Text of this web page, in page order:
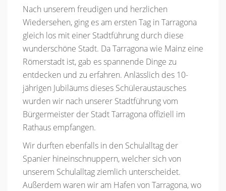
Nach unserem freudigen und herzlichen
Wiedersehen, ging es am ersten Tag in Tarragona
gleich los mit einer Stadtführung durch diese
wunderschöne Stadt. Da Tarragona wie Mainz eine
Römerstadt ist, gab es spannende Dinge zu
entdecken und zu erfahren. Anlässlich des 10-
jährigen Jubiläums dieses Schüleraustausches
wurden wir nach unserer Stadtführung vom
Bürgermeister der Stadt Tarragona offiziell im
Rathaus empfangen.
Wir durften ebenfalls in den Schulalltag der
Spanier hineinschnuppern, welcher sich von
unserem Schulalltag ziemlich unterscheidet.
Außerdem waren wir am Hafen von Tarragona, wo